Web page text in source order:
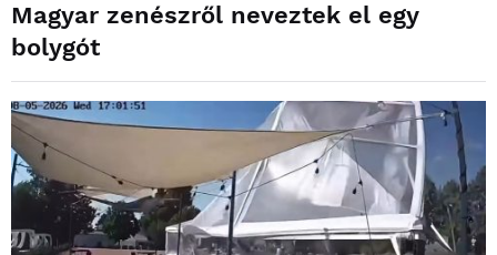
Magyar zenészről neveztek el egy
bolygót